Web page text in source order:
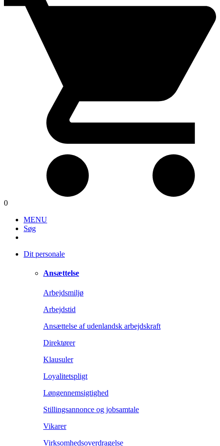
0
MENU
Søg
Dit personale
Ansættelse
Arbejdsmiljø
Arbejdstid
Ansættelse af udenlandsk arbejdskraft
Direktører
Klausuler
Loyalitetspligt
Løngennemsigtighed
Stillingsannonce og jobsamtale
Vikarer
Virksomhedsoverdragelse